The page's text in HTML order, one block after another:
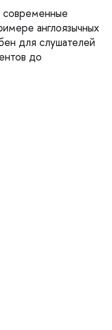
современные
англоязычных
для слушателей
до